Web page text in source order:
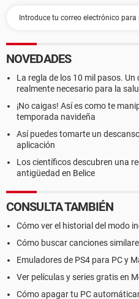
NOVEDADES
La regla de los 10 mil pasos.
realmente necesario para la
¡No caigas! Así es como te
temporada navideña
Así puedes tomarte un
aplicación
Los científicos descubren una
antigüedad en Belice
CONSULTA TAMBIÉN
Cómo ver el historial del modo
Cómo buscar canciones
Emuladores de PS4 para PC y
Ver películas y series gratis en
Cómo apagar tu PC